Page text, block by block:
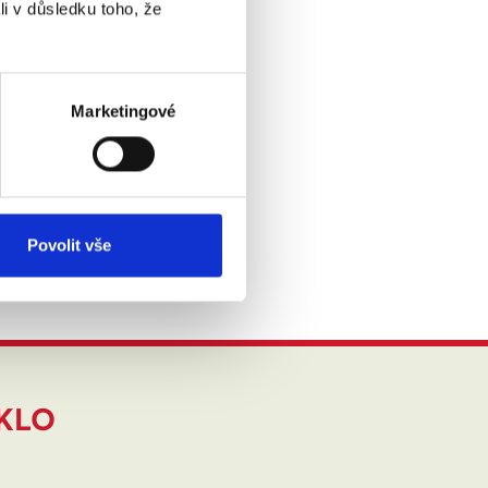
v důsledku toho, že
Marketingové
Povolit vše